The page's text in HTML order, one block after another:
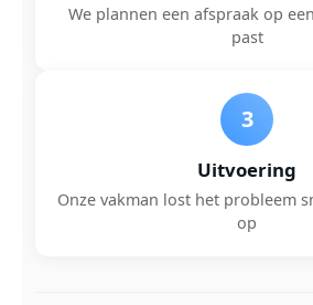
We plannen een afspraak op
past
3
Uitvoering
Onze vakman lost het probleem
op